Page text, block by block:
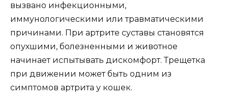
вызвано инфекционными,
иммунологическими или травматическими
причинами. При артрите суставы становятся
опухшими, болезненными и животное
начинает испытывать дискомфорт. Трещетка
при движении может быть одним из
симптомов артрита у кошек.